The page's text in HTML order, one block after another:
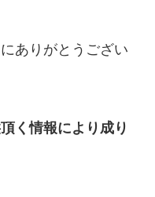
ありがとうござい
く情報により成り